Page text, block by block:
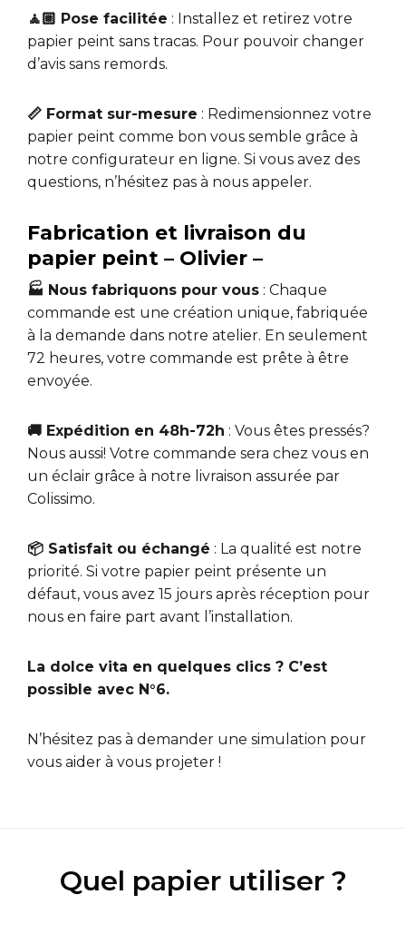
🧘🏼 Pose facilitée : Installez et retirez votre
papier peint sans tracas. Pour pouvoir changer
d’avis sans remords.
📏 Format sur-mesure : Redimensionnez votre
papier peint comme bon vous semble grâce à
notre configurateur en ligne. Si vous avez des
questions, n’hésitez pas à nous appeler.
Fabrication et livraison du
papier peint – Olivier –
🏭 Nous fabriquons pour vous : Chaque
commande est une création unique, fabriquée
à la demande dans notre atelier. En seulement
72 heures, votre commande est prête à être
envoyée.
🚚 Expédition en 48h-72h : Vous êtes pressés?
Nous aussi! Votre commande sera chez vous en
un éclair grâce à notre livraison assurée par
Colissimo.
📦 Satisfait ou échangé : La qualité est notre
priorité. Si votre papier peint présente un
défaut, vous avez 15 jours après réception pour
nous en faire part avant l’installation.
La dolce vita en quelques clics ? C’est
possible avec N°6.
N’hésitez pas à demander une simulation pour
vous aider à vous projeter !
Quel papier utiliser ?